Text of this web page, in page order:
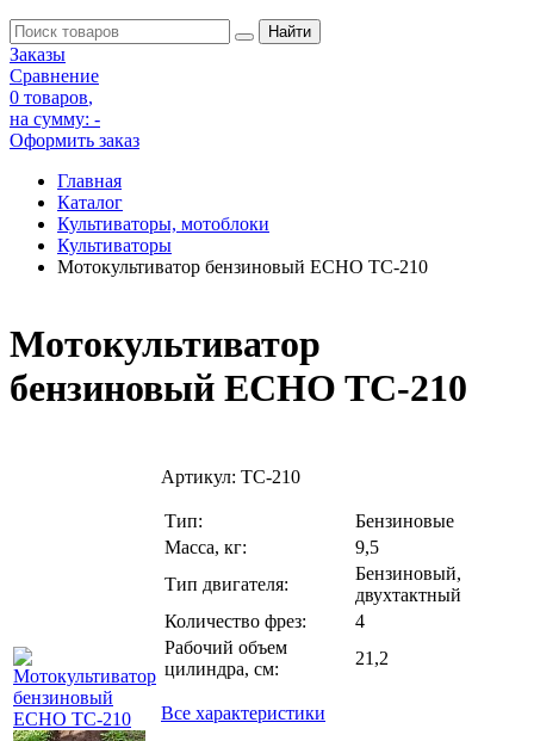
Заказы
Сравнение
0 товаров,
на сумму: -
Оформить заказ
Главная
Каталог
Культиваторы, мотоблоки
Культиваторы
Мотокультиватор бензиновый ECHO TC-210
Мотокультиватор
бензиновый ECHO TC-210
Артикул: TC-210
Тип:
Бензиновые
Масса, кг:
9,5
Тип двигателя:
Бензиновый,
двухтактный
Количество фрез:
4
Рабочий объем
цилиндра, см:
21,2
Все характеристики